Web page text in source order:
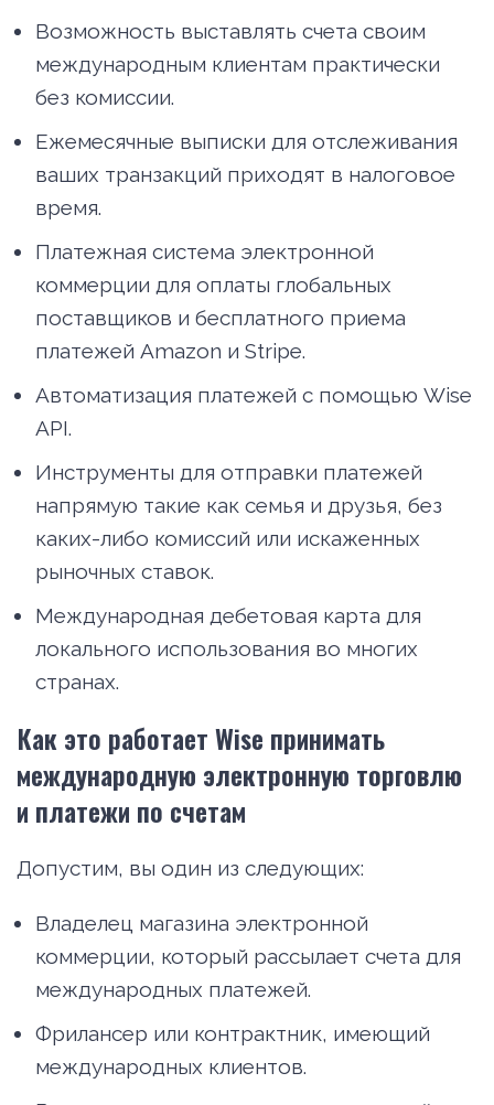
Возможность выставлять счета своим
международным клиентам практически
без комиссии.
Ежемесячные выписки для отслеживания
ваших транзакций приходят в налоговое
время.
Платежная система электронной
коммерции для оплаты глобальных
поставщиков и бесплатного приема
платежей Amazon и Stripe.
Автоматизация платежей с помощью Wise
API.
Инструменты для отправки платежей
напрямую такие как семья и друзья, без
каких-либо комиссий или искаженных
рыночных ставок.
Международная дебетовая карта для
локального использования во многих
странах.
Как это работает Wise принимать
международную электронную торговлю
и платежи по счетам
Допустим, вы один из следующих:
Владелец магазина электронной
коммерции, который рассылает счета для
международных платежей.
Фрилансер или контрактник, имеющий
международных клиентов.